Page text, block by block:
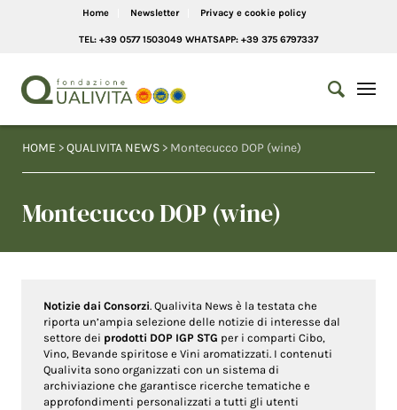
Home Newsletter Privacy e cookie policy
TEL: +39 0577 1503049 WHATSAPP: +39 375 6797337
HOME >QUALIVITA NEWS > Montecucco DOP (wine)
Montecucco DOP (wine)
Notizie dai Consorzi. Qualivita News è la testata che
riporta un’ampia selezione delle notizie di interesse dal
settore dei prodotti DOP IGP STG per i comparti Cibo,
Vino, Bevande spiritose e Vini aromatizzati. I contenuti
Qualivita sono organizzati con un sistema di
archiviazione che garantisce ricerche tematiche e
approfondimenti personalizzati a tutti gli utenti